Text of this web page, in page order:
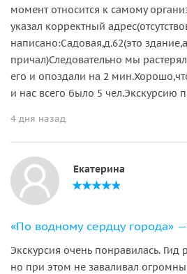
момент относится к самому
указал корректный
написано:Садовая,д.62(это
причал)Следовательно мы
его и опоздали на 2
и нас всего было 5 чел.Экскурсию
4 дня назад
Екатерина
Экскурсия очень понравилась. Гид
но при этом не заваливал